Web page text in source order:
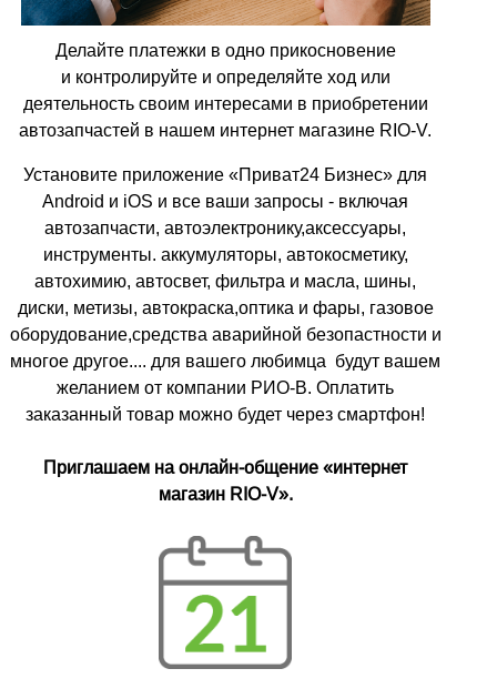
Делайте платежки в одно прикосновение
и контролируйте и определяйте ход или
деятельность своим интересами в приобретении
автозапчастей в нашем интернет магазине RIO-V.
Установите приложение «Приват24 Бизнес» для
Android и iOS и все ваши запросы - включая
автозапчасти, автоэлектронику,аксессуары,
инструменты. аккумуляторы, автокосметику,
автохимию, автосвет, фильтра и масла, шины,
диски, метизы, автокраска,оптика и фары, газовое
оборудование,средства аварийной безопастности и
многое другое.... для вашего любимца будут вашем
желанием от компании РИО-В. Оплатить
заказанный товар можно будет через смартфон!
Приглашаем на онлайн-общение «интернет
магазин RIO-V».